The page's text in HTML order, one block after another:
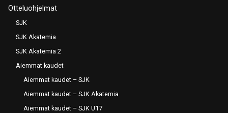
Otteluohjelmat
SJK
SJK Akatemia
SJK Akatemia 2
Aiemmat kaudet
Aiemmat kaudet – SJK
Aiemmat kaudet – SJK Akatemia
Aiemmat kaudet – SJK U17